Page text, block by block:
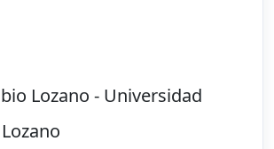
Lozano - Universidad